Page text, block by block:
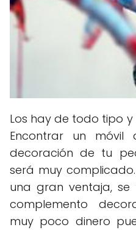
Los hay de todo tipo
Encontrar un
decoración de tu
será muy
una gran ventaja,
complemento
muy poco dinero